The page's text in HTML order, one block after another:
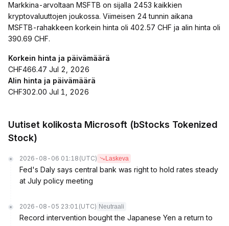
Markkina-arvoltaan MSFTB on sijalla 2453 kaikkien
kryptovaluuttojen joukossa. Viimeisen 24 tunnin aikana
MSFTB-rahakkeen korkein hinta oli 402.57 CHF ja alin hinta oli
390.69 CHF.
Korkein hinta ja päivämäärä
CHF466.47 Jul 2, 2026
Alin hinta ja päivämäärä
CHF302.00 Jul 1, 2026
Uutiset kolikosta Microsoft (bStocks Tokenized
Stock)
2026-08-06 01:18 (UTC) Laskeva
Fed's Daly says central bank was right to hold rates steady
at July policy meeting
2026-08-05 23:01 (UTC) Neutraali
Record intervention bought the Japanese Yen a return to